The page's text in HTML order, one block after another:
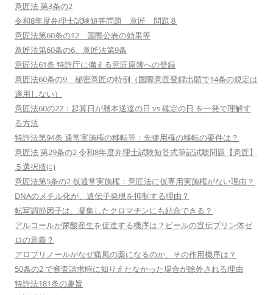
意匠法 第3条の2
令和8年度弁理士試験短答問題 意匠 問題８
意匠法第60条の12 国際公表の効果等
意匠法第60条の6、意匠法第9条
意匠法61条 特許庁に備える意匠原簿への登録
意匠法60条の9 秘密意匠の特例（国際意匠登録出願で14条の規定は
適用しない）
意匠法60の22：起算日が謄本送達の日 vs 確定の日 を一発で理解す
る方法
特許法第94条 通常実施権の移転等：先使用権の移転の要件は？
意匠法 第29条の2 令和8年度弁理士試験短答式筆記試験問題【意匠】
５選択肢(ﾆ)
意匠法第5条の2 仮通常実施権：意匠法に仮専用実施権がない理由？
DNAのメチル化が、遺伝子発現を抑制する理由？
転写調節因子は、凝集したクロマチンにも結合できる？
アルコールが尿酸産生を促進する機序は？ビールの宣伝プリン体ゼ
ロの意義？
アロプリノールがなぜ痛風の薬になるのか、その作用機序は？
50条の2 で審査請求時に知りえたなかった場合が除外される理由
特許法181条の趣旨